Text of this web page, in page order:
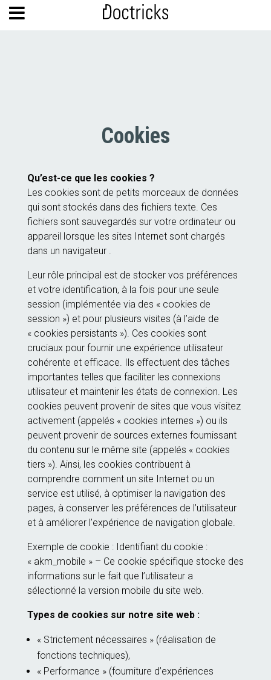
Cookies
Qu’est-ce que les cookies ?
Les cookies sont de petits morceaux de données
qui sont stockés dans des fichiers texte. Ces
fichiers sont sauvegardés sur votre ordinateur ou
appareil lorsque les sites Internet sont chargés
dans un navigateur .
Leur rôle principal est de stocker vos préférences
et votre identification, à la fois pour une seule
session (implémentée via des « cookies de
session ») et pour plusieurs visites (à l’aide de
« cookies persistants »). Ces cookies sont
cruciaux pour fournir une expérience utilisateur
cohérente et efficace. Ils effectuent des tâches
importantes telles que faciliter les connexions
utilisateur et maintenir les états de connexion. Les
cookies peuvent provenir de sites que vous visitez
activement (appelés « cookies internes ») ou ils
peuvent provenir de sources externes fournissant
du contenu sur le même site (appelés « cookies
tiers »). Ainsi, les cookies contribuent à
comprendre comment un site Internet ou un
service est utilisé, à optimiser la navigation des
pages, à conserver les préférences de l’utilisateur
et à améliorer l’expérience de navigation globale.
Exemple de cookie : Identifiant du cookie :
« akm_mobile » – Ce cookie spécifique stocke des
informations sur le fait que l’utilisateur a
sélectionné la version mobile du site web.
Types de cookies sur notre site web :
« Strictement nécessaires » (réalisation de
fonctions techniques),
« Performance » (fourniture d’expériences